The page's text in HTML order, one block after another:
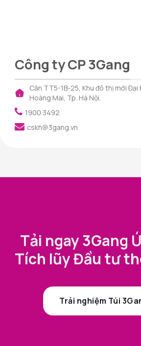
Công ty CP 3Gang
Căn TT5-1B-25, Khu đô thị mới Đại
Hoàng Mai, Tp. Hà Nội.
1900 3492
cskh@3gang.vn
Tải ngay 3Gang
Tích lũy Đầu tư
Trải nghiệm Túi